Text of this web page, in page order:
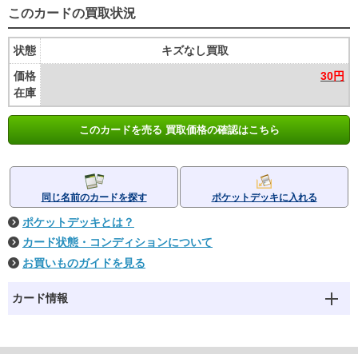
このカードの買取状況
状態
価格
在庫
キズなし買取
30円
このカードを売る 買取価格の確認はこちら
同じ名前のカードを探す ポケットデッキに入れる
ポケットデッキとは？
カード状態・コンディションについて
お買いものガイドを見る
カード情報